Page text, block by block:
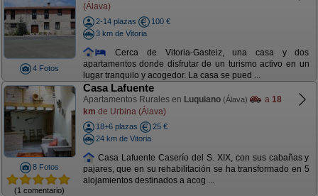
4 Fotos
(Álava)
2-14 plazas
100 €
3 km de Vitoria
Cerca de Vitoria-Gasteiz, una casa y dos
apartamentos donde disfrutar de un turismo activo en un
lugar tranquilo y acogedor. La casa se pued ...
8 Fotos
(1 comentario)
Casa Lafuente
Apartamentos Rurales en Luquiano (Álava) a 18
km de Urbina (Álava)
18+6 plazas
25 €
24 km de Vitoria
Casa Lafuente Caserío del S. XIX, con sus cabañas y
pajares, que en su rehabilitación se ha transformado en 5
alojamientos destinados a acog ...